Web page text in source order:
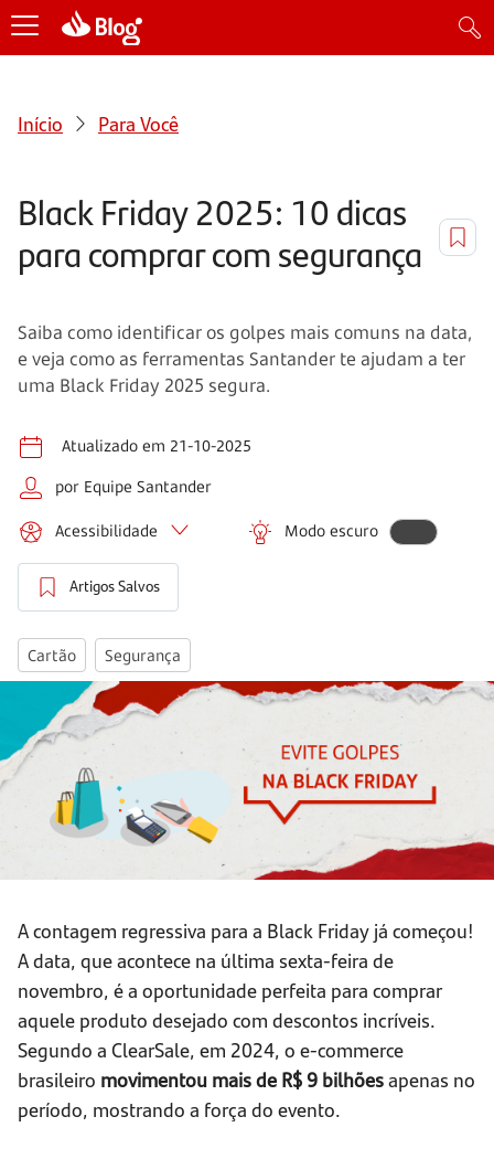
Início Para Você
Black Friday 2025: 10 dicas
para comprar com segurança
Saiba como identificar os golpes mais comuns na data,
e veja como as ferramentas Santander te ajudam a ter
uma Black Friday 2025 segura.
Atualizado em 21-10-2025
por Equipe Santander
Acessibilidade Modo escuro
Artigos Salvos
Cartão Segurança
A contagem regressiva para a Black Friday já começou!
A data, que acontece na última sexta-feira de
novembro, é a oportunidade perfeita para comprar
aquele produto desejado com descontos incríveis.
Segundo a ClearSale, em 2024, o e-commerce
brasileiro movimentou mais de R$ 9 bilhõesapenas no
período, mostrando a força do evento.